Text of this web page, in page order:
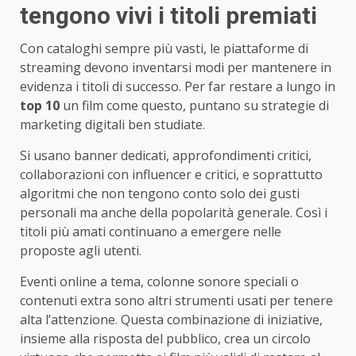
tengono vivi i titoli premiati
Con cataloghi sempre più vasti, le piattaforme di
streaming devono inventarsi modi per mantenere in
evidenza i titoli di successo. Per far restare a lungo in
top 10 un film come questo, puntano su strategie di
marketing digitali ben studiate.
Si usano banner dedicati, approfondimenti critici,
collaborazioni con influencer e critici, e soprattutto
algoritmi che non tengono conto solo dei gusti
personali ma anche della popolarità generale. Così i
titoli più amati continuano a emergere nelle
proposte agli utenti.
Eventi online a tema, colonne sonore speciali o
contenuti extra sono altri strumenti usati per tenere
alta l’attenzione. Questa combinazione di iniziative,
insieme alla risposta del pubblico, crea un circolo